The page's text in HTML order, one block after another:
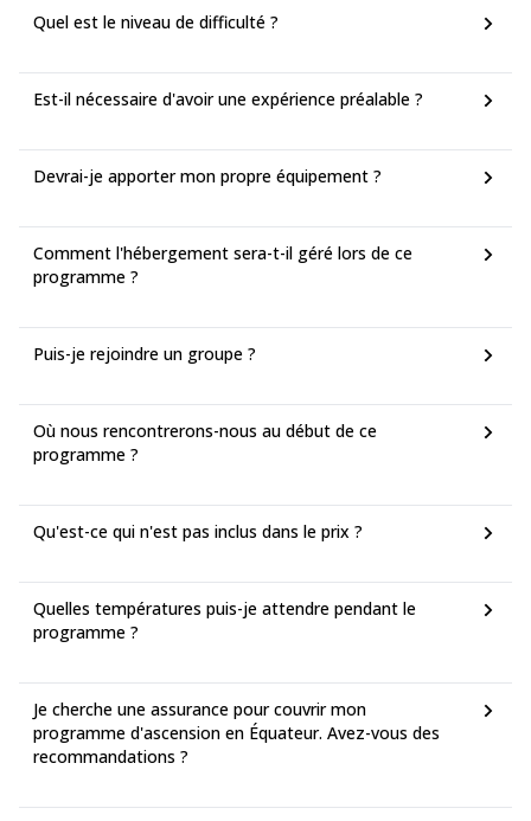
Quel est le niveau de difficulté ?
Est-il nécessaire d'avoir une expérience préalable ?
Devrai-je apporter mon propre équipement ?
Comment l'hébergement sera-t-il géré lors de ce
programme ?
Puis-je rejoindre un groupe ?
Où nous rencontrerons-nous au début de ce
programme ?
Qu'est-ce qui n'est pas inclus dans le prix ?
Quelles températures puis-je attendre pendant le
programme ?
Je cherche une assurance pour couvrir mon
programme d'ascension en Équateur. Avez-vous des
recommandations ?